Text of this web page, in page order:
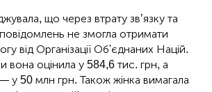
що через втрату зв’язку та
не змогла отримати
від Організації Об'єднаних Націй.
вона оцінила у 584,6 тис. грн, а
у 50 млн грн. Також жінка вимагала